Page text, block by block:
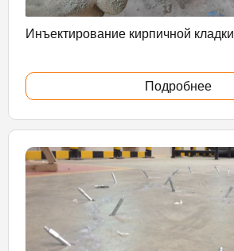
Инъектирование кирпичной кладки
Подробнее